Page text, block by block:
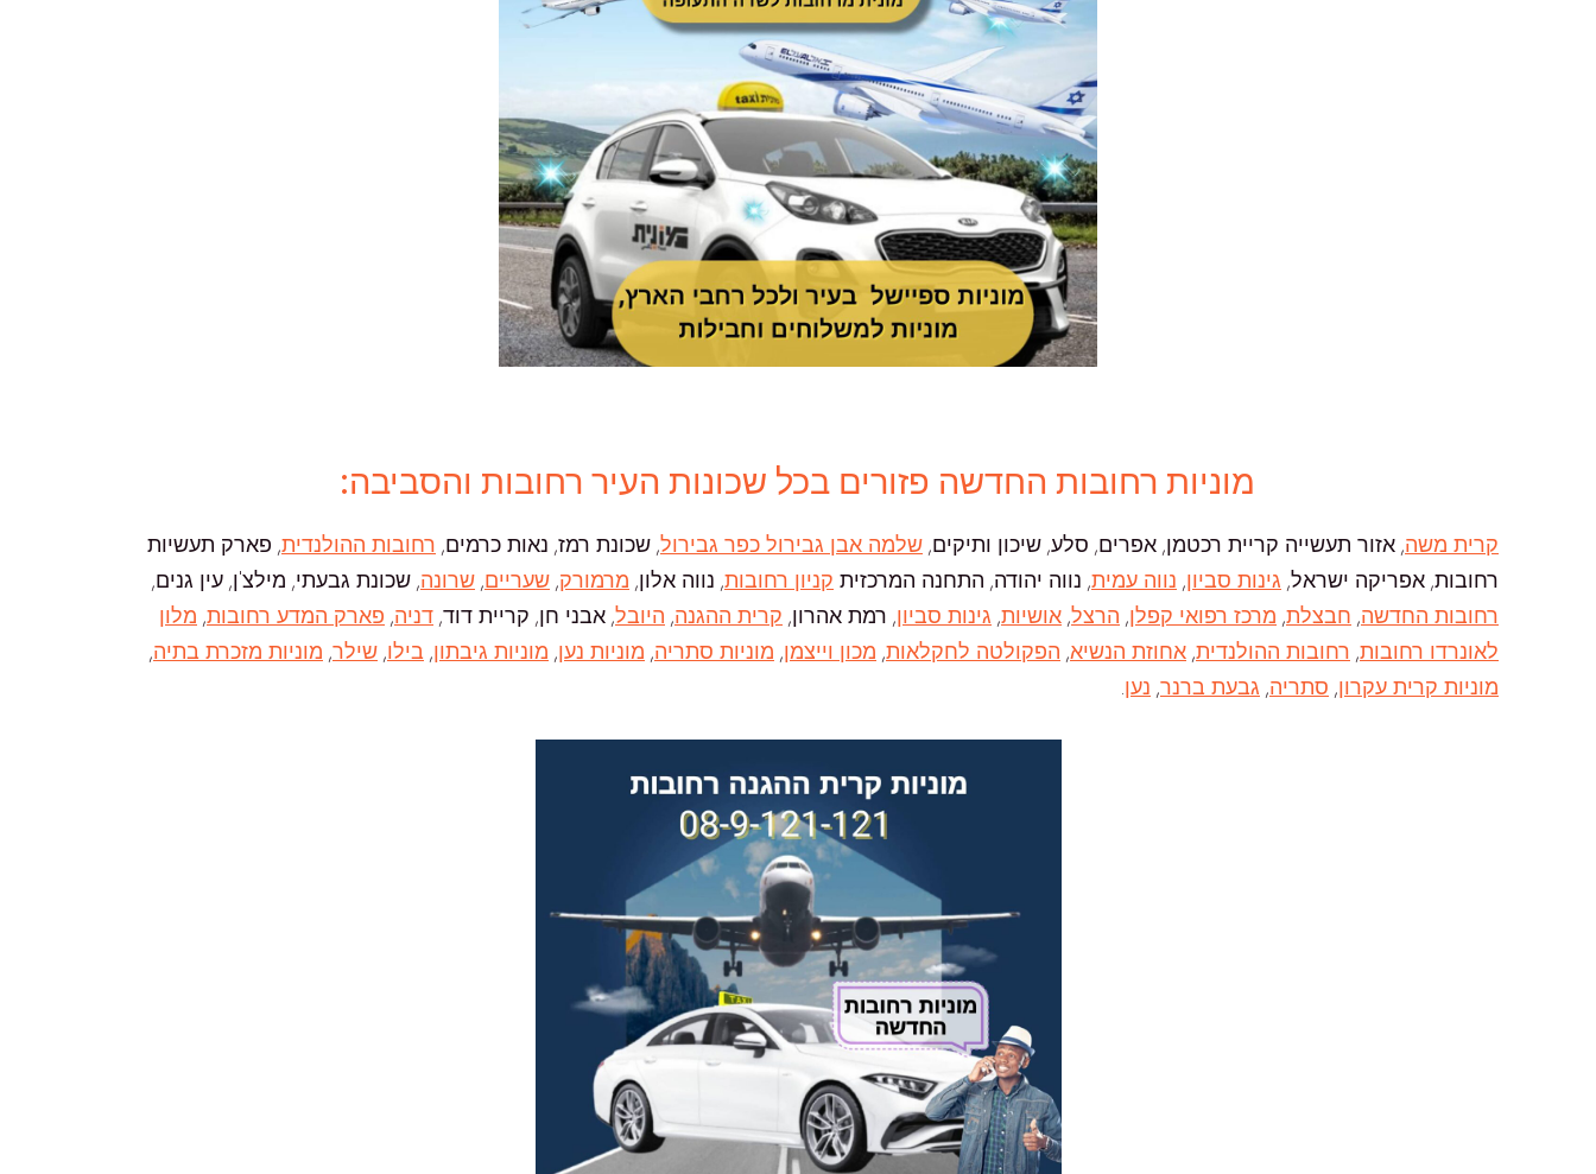
מוניות רחובות החדשה פזורים בכל שכונות העיר רחובות והסביבה:
קרית משה, אזור תעשייה קריית רכטמן, אפרים, סלע, שיכון ותיקים, שלמה אבן גבירול כפר גבירול, שכונת רמז, נאות כרמים, רחובות ההולנדית, פארק תעשיות
רחובות, אפריקה ישראל, גינות סביון, נווה עמית, נווה יהודה, התחנה המרכזית קניון רחובות, נווה אלון, מרמורק, שעריים, שרונה, שכונת גבעתי, מילצ'ן, עין גנים,
רחובות החדשה, חבצלת, מרכז רפואי קפלן, הרצל, אושיות, גינות סביון, רמת אהרון, קרית ההגנה, היובל, אבני חן, קריית דוד, דניה, פארק המדע רחובות, מלון
לאונרדו רחובות, רחובות ההולנדית, אחוזת הנשיא, הפקולטה לחקלאות, מכון וייצמן, מוניות סתריה, מוניות נען, מוניות גיבתון, בילו, שילר, מוניות מזכרת בתיה,
מוניות קרית עקרון, סתריה, גבעת ברנר, נען.